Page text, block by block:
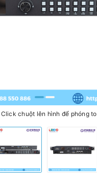
Click chuột lên hình để phóng to